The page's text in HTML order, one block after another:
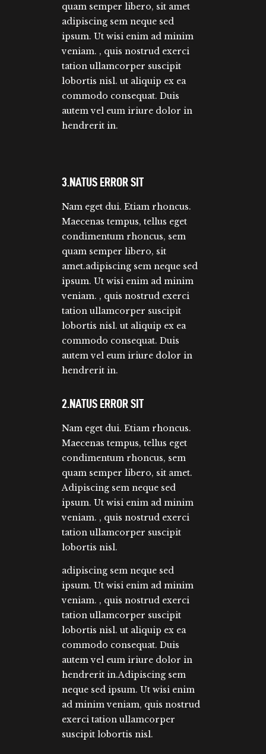
quam semper libero, sit amet
adipiscing sem neque sed
ipsum. Ut wisi enim ad minim
veniam. , quis nostrud exerci
tation ullamcorper suscipit
lobortis nisl. ut aliquip ex ea
commodo consequat. Duis
autem vel eum iriure dolor in
hendrerit in.
3.NATUS ERROR SIT
Nam eget dui. Etiam rhoncus.
Maecenas tempus, tellus eget
condimentum rhoncus, sem
quam semper libero, sit
amet.adipiscing sem neque sed
ipsum. Ut wisi enim ad minim
veniam. , quis nostrud exerci
tation ullamcorper suscipit
lobortis nisl. ut aliquip ex ea
commodo consequat. Duis
autem vel eum iriure dolor in
hendrerit in.
2.NATUS ERROR SIT
Nam eget dui. Etiam rhoncus.
Maecenas tempus, tellus eget
condimentum rhoncus, sem
quam semper libero, sit amet.
Adipiscing sem neque sed
ipsum. Ut wisi enim ad minim
veniam. , quis nostrud exerci
tation ullamcorper suscipit
lobortis nisl.
adipiscing sem neque sed
ipsum. Ut wisi enim ad minim
veniam. , quis nostrud exerci
tation ullamcorper suscipit
lobortis nisl. ut aliquip ex ea
commodo consequat. Duis
autem vel eum iriure dolor in
hendrerit in.Adipiscing sem
neque sed ipsum. Ut wisi enim
ad minim veniam, quis nostrud
exerci tation ullamcorper
suscipit lobortis nisl.